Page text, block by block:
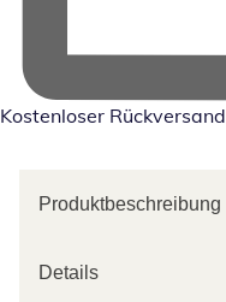
Kostenloser Rückversand
Produktbeschreibung
Details